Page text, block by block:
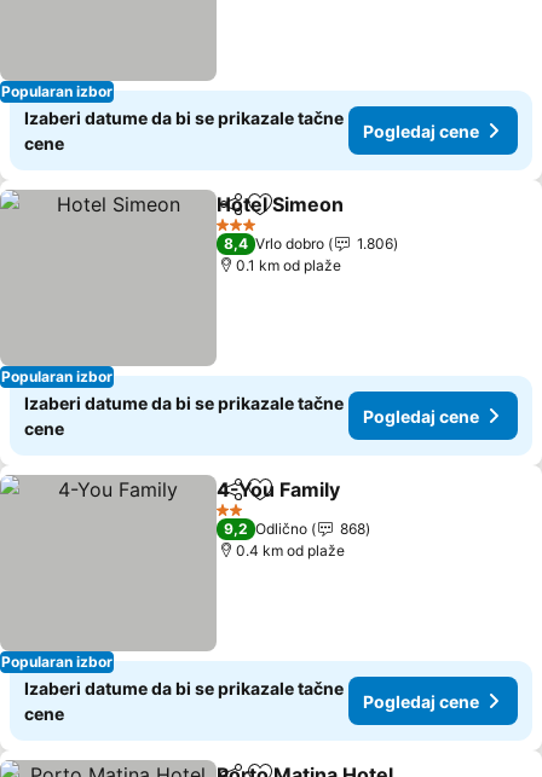
Popularan izbor
Izaberi datume da bi se prikazale tačne
cene
Pogledaj cene
Popularan izbor
Deli Dodati u favorite
Hotel Simeon
3 Zvezdice
8,4 Vrlo dobro
1.806
0.1 km od plaže
Izaberi datume da bi se prikazale tačne
cene
Pogledaj cene
Popularan izbor
Deli Dodati u favorite
4-You Family
2 Zvezdice
9,2 Odlično
868
0.4 km od plaže
Izaberi datume da bi se prikazale tačne
cene
Pogledaj cene